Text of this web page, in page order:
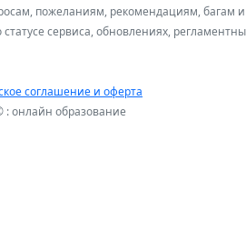
пожеланиям, рекомендациям, багам
сервиса, обновлениях,
соглашение и оферта
: онлайн образование